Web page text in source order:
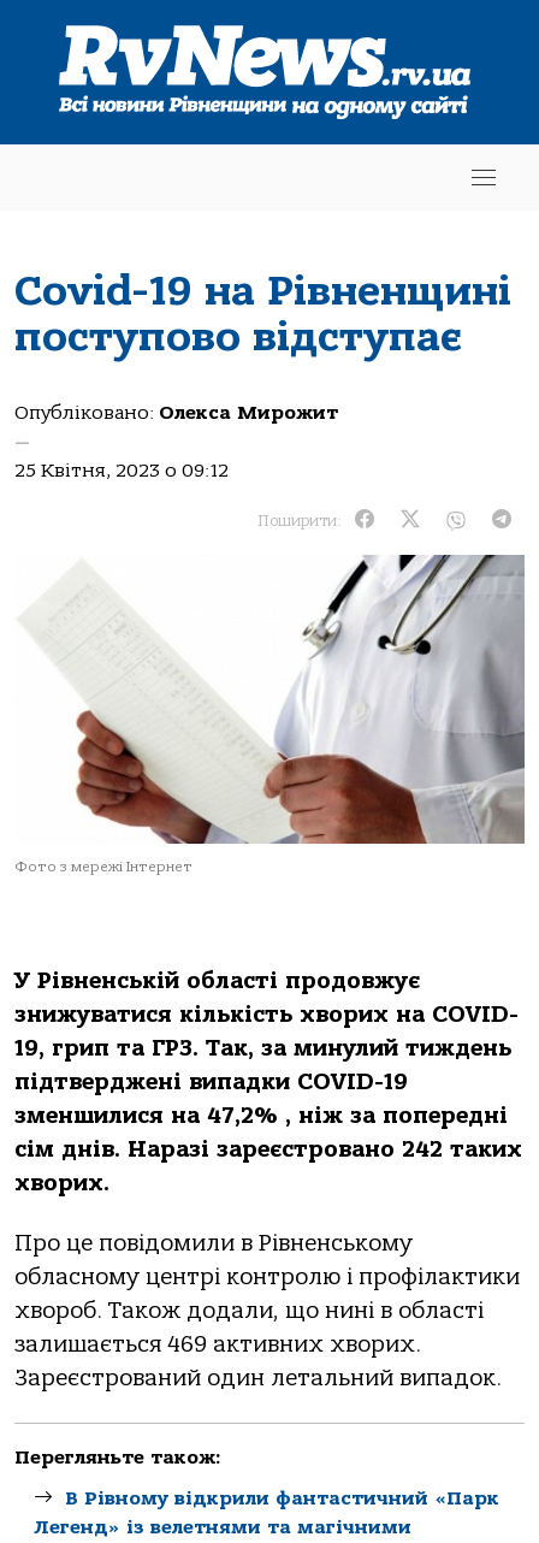
Covid-19 на Рівненщині
поступово відступає
Опубліковано: Олекса Мирожит
—
25 Квітня, 2023 о 09:12
Поширити:
Фото з мережі Інтернет
У Рівненській області продовжує
знижуватися кількість хворих на COVID-
19, грип та ГРЗ. Так, за минулий тиждень
підтверджені випадки COVID-19
зменшилися на 47,2% , ніж за попередні
сім днів. Наразі зареєстровано 242 таких
хворих.
Про це повідомили в Рівненському
обласному центрі контролю і профілактики
хвороб. Також додали, що нині в області
залишається 469 активних хворих.
Зареєстрований один летальний випадок.
Перегляньте також:
В Рівному відкрили фантастичний «Парк
Легенд» із велетнями та магічними